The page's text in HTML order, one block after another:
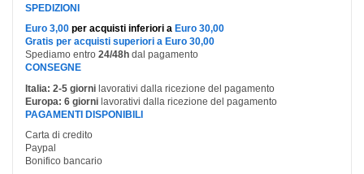
SPEDIZIONI
Euro 3,00 per acquisti inferiori a Euro 30,00
Gratis per acquisti superiori a Euro 30,00
Spediamo entro 24/48h dal pagamento
CONSEGNE
Italia: 2-5 giorni lavorativi dalla ricezione del pagamento
Europa: 6 giorni lavorativi dalla ricezione del pagamento
PAGAMENTI DISPONIBILI
Carta di credito
Paypal
Bonifico bancario